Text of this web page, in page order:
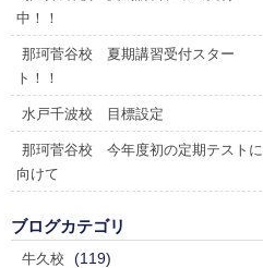
中！！
那珂菅谷校 夏期講習受付スター
ト！！
水戸千波校 目標設定
那珂菅谷校 今年度初の定期テストに
向けて
ブログカテゴリ
牛久校 (119)